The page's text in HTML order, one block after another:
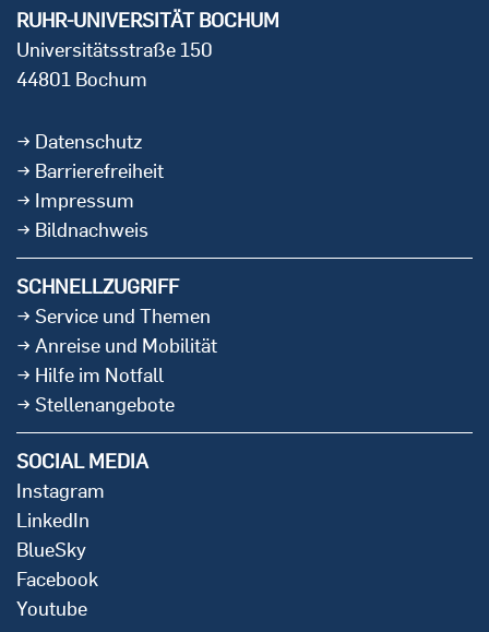
RUHR-UNIVERSITÄT BOCHUM
Universitätsstraße 150
44801 Bochum
Datenschutz
Barrierefreiheit
Impressum
Bildnachweis
SCHNELLZUGRIFF
Service und Themen
Anreise und Mobilität
Hilfe im Notfall
Stellenangebote
SOCIAL MEDIA
Instagram
LinkedIn
BlueSky
Facebook
Youtube